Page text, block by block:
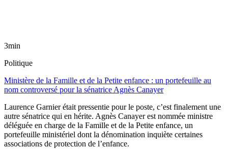
3min
Politique
Ministère de la Famille et de la Petite enfance : un portefeuille au
nom controversé pour la sénatrice Agnès Canayer
Laurence Garnier était pressentie pour le poste, c’est finalement une
autre sénatrice qui en hérite. Agnès Canayer est nommée ministre
déléguée en charge de la Famille et de la Petite enfance, un
portefeuille ministériel dont la dénomination inquiète certaines
associations de protection de l’enfance.